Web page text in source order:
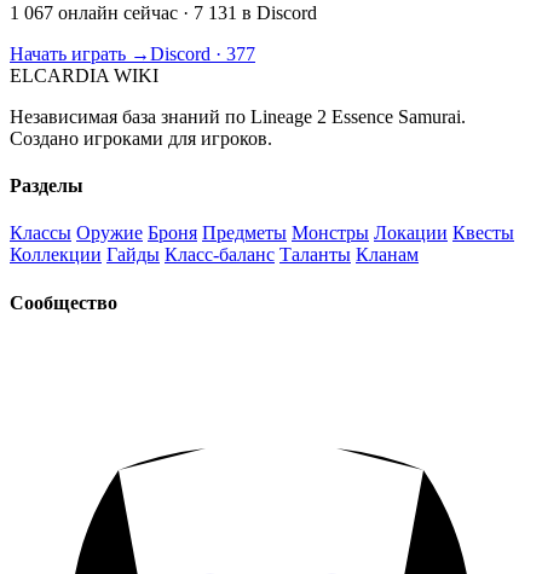
1 067 онлайн сейчас · 7 131 в Discord
Начать играть →Discord · 377
ELCARDIA WIKI
Независимая база знаний по Lineage 2 Essence Samurai.
Создано игроками для игроков.
Разделы
Классы Оружие Броня Предметы Монстры Локации Квесты
Коллекции Гайды Класс-баланс Таланты Кланам
Сообщество